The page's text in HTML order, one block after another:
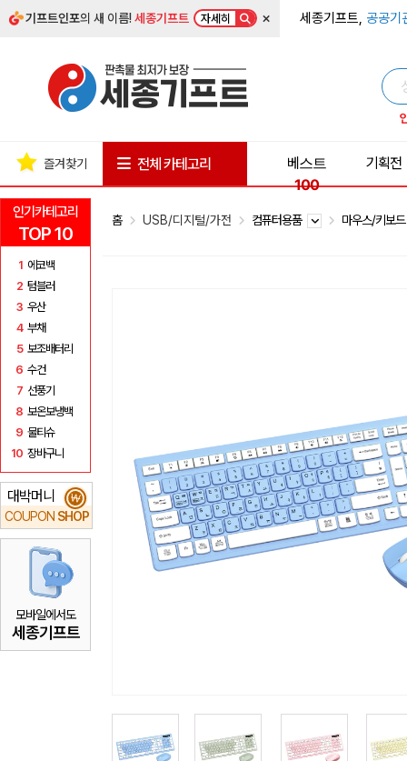
기프트인포의 새 이름!세종기프트 자세히 × 세종기프트, 공공기
인기카테고리
TOP 10
1 에코백
2 텀블러
3 우산
4 부채
5 보조배터리
6 수건
7 선풍기
8 보온보냉백
9 물티슈
10 장바구니
대박머니
COUPON SHOP
₩
모바일에서도
세종기프트
즐겨찾기 전체 카테고리
베스트
100
기획전
홈 USB/디지털/가전 컴퓨터용품 마우스/키보